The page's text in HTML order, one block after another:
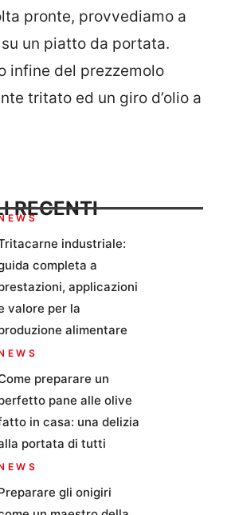
pronte, provvediamo a
un piatto da portata.
infine del prezzemolo
tritato ed un giro d’olio a
RECENTI
industriale:
completa a
applicazioni
valore per la
alimentare
preparare un
pane alle olive
in casa: una delizia
portata di tutti
gli onigiri